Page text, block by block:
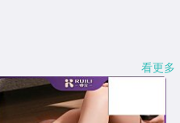
看更多